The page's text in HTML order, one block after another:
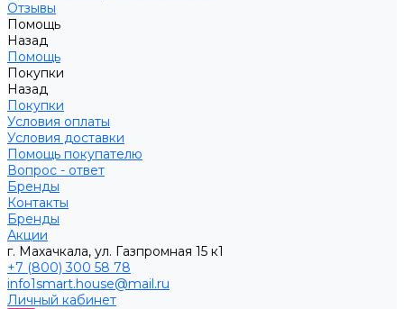
Отзывы
Помощь
Назад
Помощь
Покупки
Назад
Покупки
Условия оплаты
Условия доставки
Помощь покупателю
Вопрос - ответ
Бренды
Контакты
Бренды
Акции
г. Махачкала, ул. Газпромная 15 к1
+7 (800) 300 58 78
info1smart.house@mail.ru
Личный кабинет